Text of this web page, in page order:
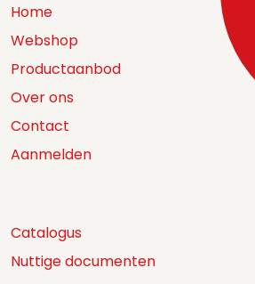
Home
Webshop
Productaanbod
Over ons
Contact
Aanmelden
Catalogus
Nuttige documenten